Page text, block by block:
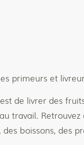
primeurs et
de livrer des
travail.
boissons, des